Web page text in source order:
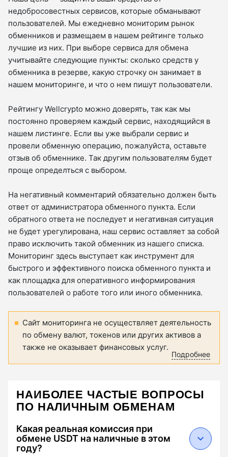
недобросовестных сервисов, которые обманывают
пользователей. Мы ежедневно мониторим рынок
обменников и размещаем в нашем рейтинге только
лучшие из них. При выборе сервиса для обмена
учитывайте следующие пункты: сколько средств у
обменника в резерве, какую строчку он занимает в
нашем мониторинге, и что о нем пишут пользователи.
Рейтингу Wellcrypto можно доверять, так как мы
постоянно проверяем каждый сервис, находящийся в
нашем листинге. Если вы уже выбрали сервис и
провели обменную операцию, пожалуйста, оставьте
отзыв об обменнике. Так другим пользователям будет
проще определться с выбором.
На негативный комментарий обязательно должен быть
ответ от администратора обменного пункта. Если
обратного ответа не последует и негативная ситуация
не будет урегулирована, наш сервис оставляет за собой
право исключить такой обменник из нашего списка.
Мониторинг здесь выступает как инструмент для
быстрого и эффективного поиска обменного пункта и
как площадка для оперативного информирования
пользователей о работе того или иного обменника.
Сайт мониторинга не осуществляет деятельность
по обмену валют, токенов или других активов а
также не оказывает финансовых услуг.
Подробнее
НАИБОЛЕЕ ЧАСТЫЕ ВОПРОСЫ
ПО НАЛИЧНЫМ ОБМЕНАМ
Какая реальная комиссия при
обмене USDT на наличные в этом
году?